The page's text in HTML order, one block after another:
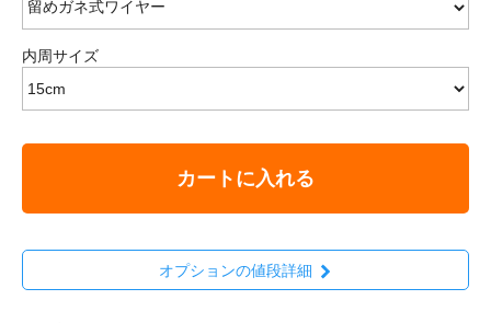
内周サイズ
カートに入れる
オプションの値段詳細